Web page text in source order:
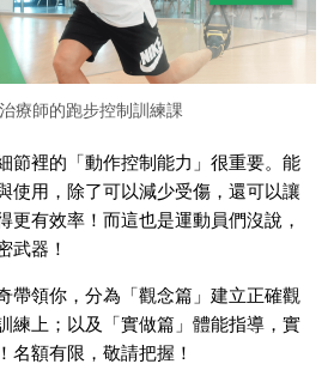
療師的跑步控制訓練課
節裡的「動作控制能力」很重要。能
使用，除了可以減少受傷，還可以讓
更有效率！而這也是運動員們沒說，
武器！
帶領你，分為「觀念篇」建立正確觀
練上；以及「實做篇」體能指導，實
名額有限，敬請把握！